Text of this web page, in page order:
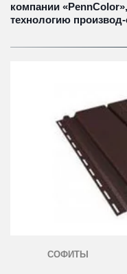
компании
технологию
СОФИТЫ